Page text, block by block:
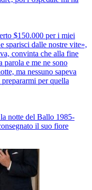
$150.000 per i miei
sparisci dalle nostre vite»,
convinta che alla fine
parola e me ne sono
ma nessuno sapeva
per quella
notte del Ballo 1985-
il suo fiore